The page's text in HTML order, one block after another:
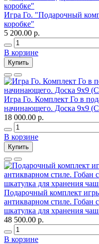
Игра Го. "Подарочный
коробке"
5 200.00 р.
В корзине
Купить
Игра Го. Комплект Го в
начинающего. Доска 9х9
18 000.00 р.
В корзине
Купить
Подарочный комплект
антикварном стиле.
шкатулка для хранения
48 500.00 р.
В корзине